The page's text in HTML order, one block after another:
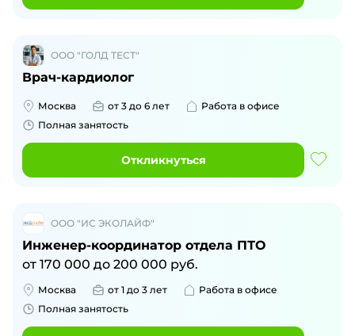
ООО "ГОЛД ТЕСТ"
Врач-кардиолог
Москва от 3 до 6 лет
Работа в офисе
Полная занятость
Откликнуться
ООО "ИС ЭКОЛАЙФ"
Инженер-координатор отдела ПТО
от 170 000 до 200 000 руб.
Москва от 1 до 3 лет
Работа в офисе
Полная занятость